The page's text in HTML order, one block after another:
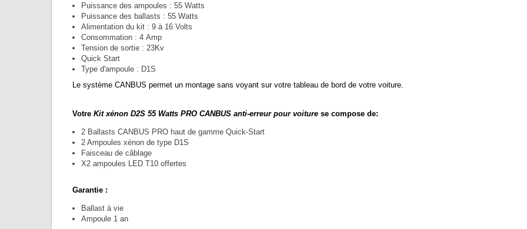
Puissance des ampoules : 55 Watts
Puissance des ballasts : 55 Watts
Alimentation du kit : 9 à 16 Volts
Consommation : 4 Amp
Tension de sortie : 23Kv
Quick Start
Type d'ampoule : D1S
Le système CANBUS permet un montage sans voyant sur votre tableau de bord de votre voiture.
Votre Kit xénon D2S 55 Watts PRO CANBUS anti-erreur pour voiture se compose de:
2 Ballasts CANBUS PRO haut de gamme Quick-Start
2 Ampoules xénon de type D1S
Faisceau de câblage
X2 ampoules LED T10 offertes
Garantie :
Ballast à vie
Ampoule 1 an